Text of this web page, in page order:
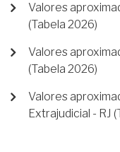
Valores
(Tabela 2026)
Valores
(Tabela 2026)
Valores
Extrajudicial - RJ